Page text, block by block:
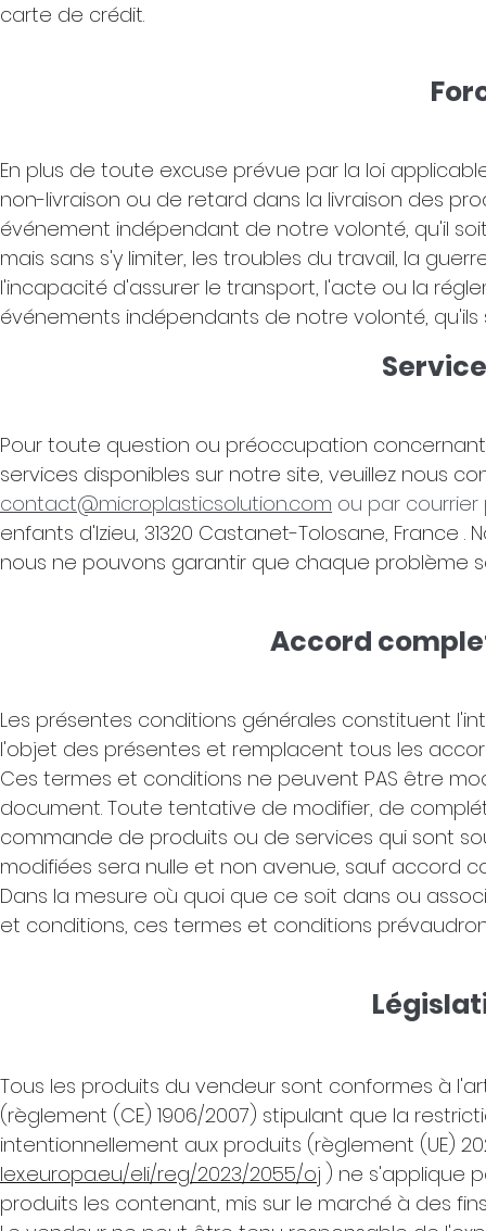
carte de crédit.
En plus de toute excuse prévue par la loi
non-livraison ou de retard dans la livraison des
événement indépendant de notre volonté, qu'il
mais sans s'y limiter, les troubles du travail, la
l'incapacité d'assurer le transport, l'acte ou la
événements indépendants de notre volonté,
Pour toute question ou préoccupation
services disponibles sur notre site, veuillez nous
contact@microplasticsolution.com ou par courrier
enfants d'Izieu, 31320 Castanet-Tolosane, France .
nous ne pouvons garantir que chaque problème
Accord
Les présentes conditions générales constituent
l'objet des présentes et remplacent tous les
Ces termes et conditions ne peuvent PAS être
document. Toute tentative de modifier, de
commande de produits ou de services qui sont
modifiées sera nulle et non avenue, sauf accord
Dans la mesure où quoi que ce soit dans ou
et conditions, ces termes et conditions
Tous les produits du vendeur sont conformes à
(règlement (CE) 1906/2007) stipulant que la
intentionnellement aux produits (règlement (UE)
lex.europa.eu/eli/reg/2023/2055/oj ) ne s'applique
produits les contenant, mis sur le marché à des